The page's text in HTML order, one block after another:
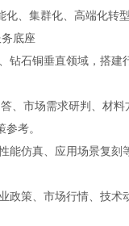
化、集群化、高端化转
底座
钻石铜垂直领域，搭
、市场需求研判、材
考。
能仿真、应用场景复
政策、市场行情、技